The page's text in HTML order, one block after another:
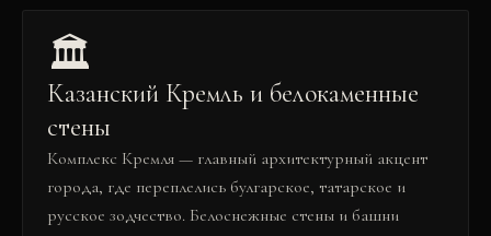
🏛️
Казанский Кремль и белокаменные
стены
Комплекс Кремля — главный архитектурный акцент
города, где переплелись булгарское, татарское и
русское зодчество. Белоснежные стены и башни